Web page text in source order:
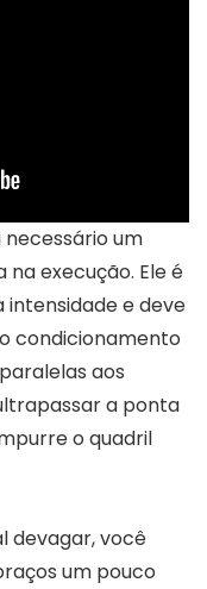
um
execução. Ele é
e deve
condicionamento
aos
a ponta
o quadril
devagar, você
um pouco